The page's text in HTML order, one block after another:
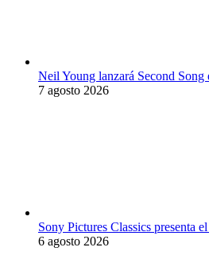
Neil Young lanzará Second Song
7 agosto 2026
Sony Pictures Classics
6 agosto 2026